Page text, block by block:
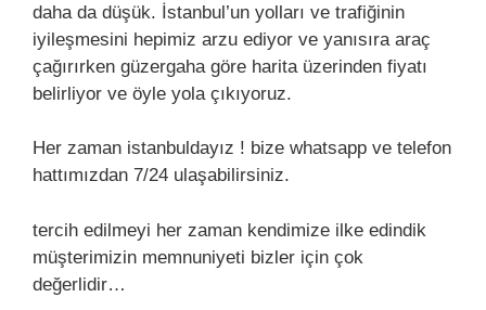
daha da düşük. İstanbul’un yolları ve trafiğinin
iyileşmesini hepimiz arzu ediyor ve yanısıra araç
çağırırken güzergaha göre harita üzerinden fiyatı
belirliyor ve öyle yola çıkıyoruz.
Her zaman istanbuldayız ! bize whatsapp ve telefon
hattımızdan 7/24 ulaşabilirsiniz.
tercih edilmeyi her zaman kendimize ilke edindik
müşterimizin memnuniyeti bizler için çok
değerlidir…